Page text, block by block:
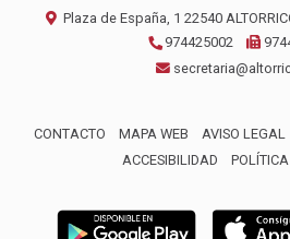
Plaza de España, 1 22540
974425002
CONTACTO MAPA WEB AVISO LEGAL
ACCESIBILIDAD